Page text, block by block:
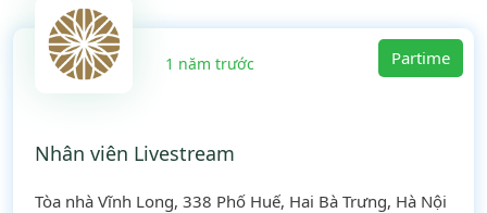
1 năm trước Partime
Nhân viên Livestream
Tòa nhà Vĩnh Long, 338 Phố Huế, Hai Bà Trưng, Hà Nội